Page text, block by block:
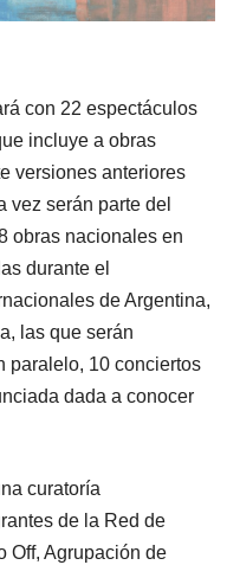
con 22 espectáculos
incluye a obras
versiones anteriores
vez serán parte del
obras nacionales en
durante el
de Argentina,
las que serán
paralelo, 10 conciertos
dada a conocer
curatoría
de la Red de
Off, Agrupación de